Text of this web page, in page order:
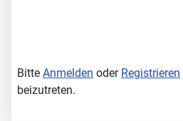
Bitte Anmelden oder Registrieren
beizutreten.